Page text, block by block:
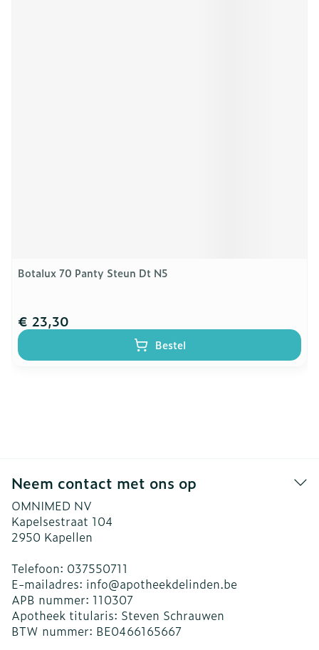
Botalux 70 Panty Steun Dt N5
€ 23,30
Bestel
Neem contact met ons op
OMNIMED NV
Kapelsestraat 104
2950 Kapellen
Telefoon: 037550711
E-mailadres: info@apotheekdelinden.be
APB nummer: 110307
Apotheek titularis: Steven Schrauwen
BTW nummer: BE0466165667